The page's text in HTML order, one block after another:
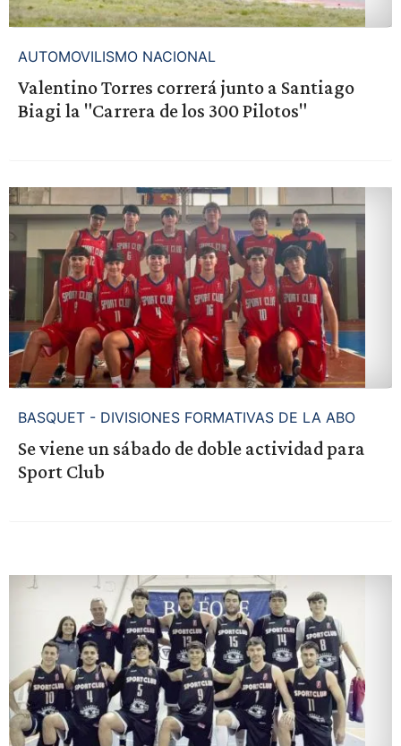
AUTOMOVILISMO NACIONAL
Valentino Torres correrá junto a Santiago
Biagi la "Carrera de los 300 Pilotos"
BASQUET - DIVISIONES FORMATIVAS DE LA ABO
Se viene un sábado de doble actividad para
Sport Club